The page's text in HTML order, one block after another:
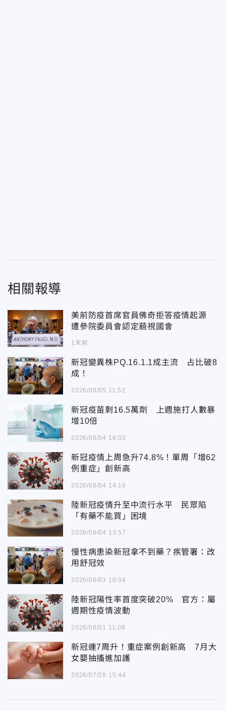
相關報導
美前防疫首席官員佛奇拒答疫情起源
遭參院委員會認定藐視國會
1天前
新冠變異株PQ.16.1.1成主流 占比破8
成！
2026/08/05 11:52
新冠疫苗剩16.5萬劑 上週施打人數暴
增10倍
2026/08/04 16:03
新冠疫情上周急升74.8%！單周「增62
例重症」創新高
2026/08/04 14:16
陸新冠疫情升至中流行水平 民眾陷
「有藥不能買」困境
2026/08/04 13:57
慢性病患染新冠拿不到藥？疾管署：改
用舒冠效
2026/08/03 10:04
陸新冠陽性率首度突破20% 官方：屬
週期性疫情波動
2026/08/01 11:08
新冠連7周升！重症案例創新高 7月大
女嬰抽搐進加護
2026/07/28 15:44